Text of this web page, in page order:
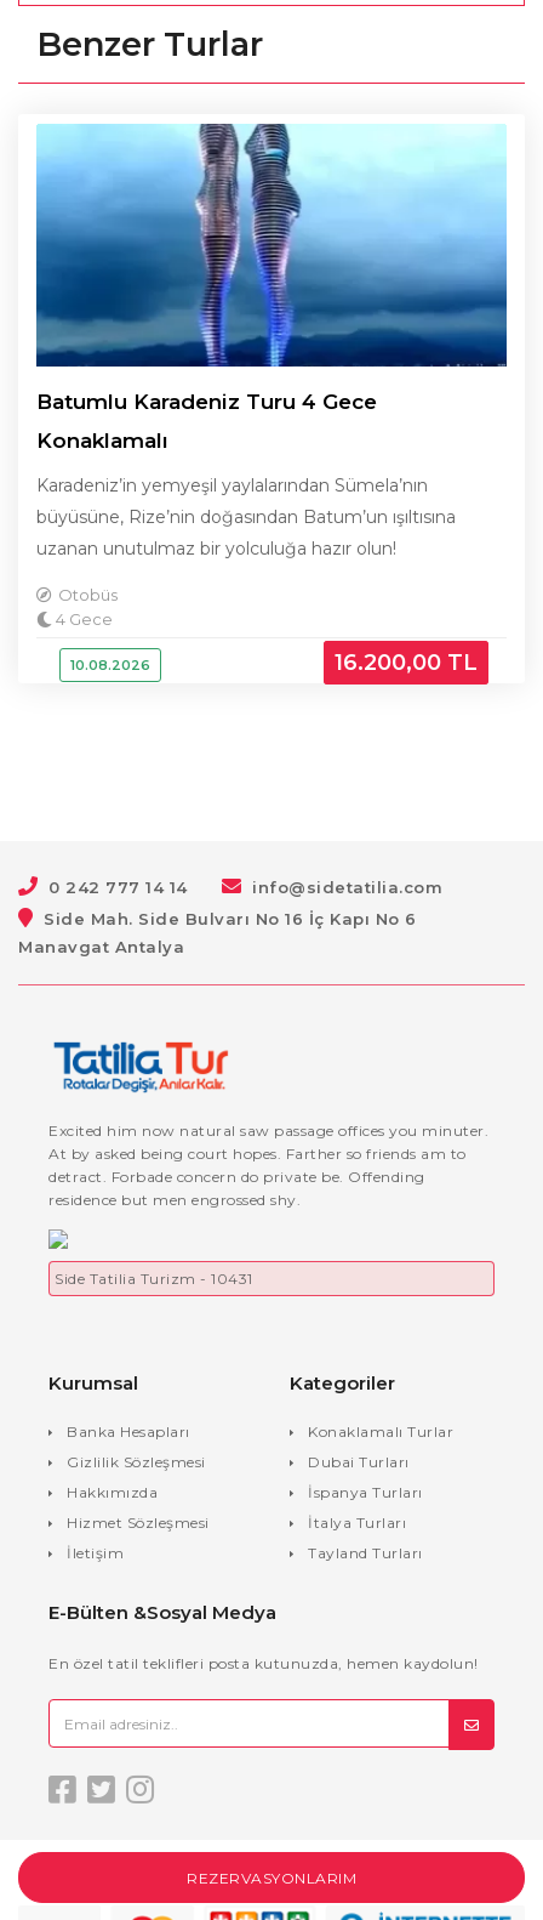
Benzer Turlar
Batumlu Karadeniz Turu 4 Gece
Konaklamalı
Karadeniz’in yemyeşil yaylalarından Sümela’nın
büyüsüne, Rize’nin doğasından Batum’un ışıltısına
uzanan unutulmaz bir yolculuğa hazır olun!
Otobüs
4 Gece
10.08.2026 16.200,00 TL
0 242 777 14 14
info@sidetatilia.com
Side Mah. Side Bulvarı No 16 İç Kapı No 6
Manavgat Antalya
Excited him now natural saw passage offices you minuter.
At by asked being court hopes. Farther so friends am to
detract. Forbade concern do private be. Offending
residence but men engrossed shy.
Side Tatilia Turizm - 10431
Kurumsal
Banka Hesapları
Gizlilik Sözleşmesi
Hakkımızda
Hizmet Sözleşmesi
İletişim
Kategoriler
Konaklamalı Turlar
Dubai Turları
İspanya Turları
İtalya Turları
Tayland Turları
E-Bülten &Sosyal Medya
En özel tatil teklifleri posta kutunuzda, hemen kaydolun!
REZERVASYONLARIM